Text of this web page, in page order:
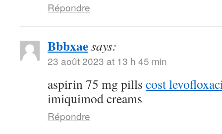
Répondre
Bbbxaesays:
23 août 2023 at 13 h 45 min
aspirin 75 mg pills cost
imiquimod creams
Répondre